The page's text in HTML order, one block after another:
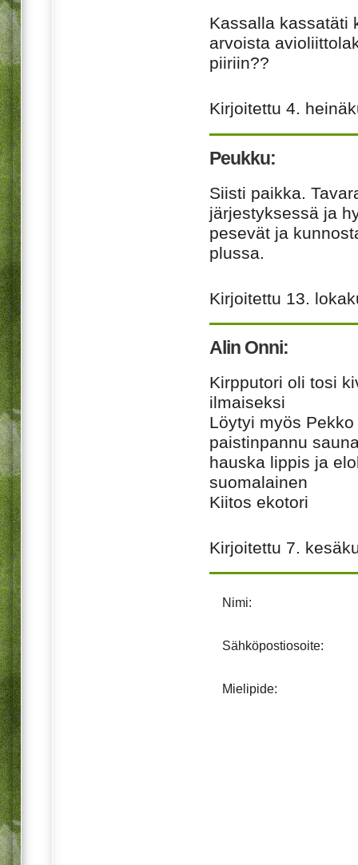
Kassalla kassatäti
arvoista
piiriin??
Kirjoitettu 4.
Peukku:
Siisti paikka.
järjestyksessä ja
pesevät ja
plussa.
Kirjoitettu 13.
Alin Onni:
Kirpputori oli tosi
ilmaiseksi
Löytyi myös
paistinpannu
hauska lippis ja
suomalainen
Kiitos ekotori
Kirjoitettu 7.
Nimi:
Sähköpostiosoite:
Mielipide: